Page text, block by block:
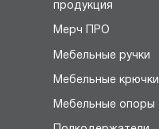
продукция
Мерч ПРО
Мебельные ручки
Мебельные крючки
Мебельные опоры